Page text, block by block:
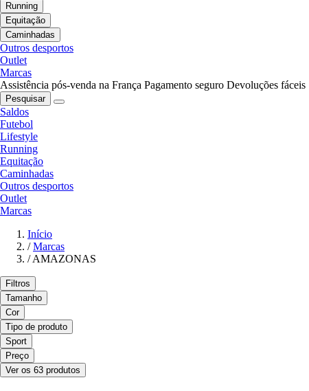
Running
Equitação
Caminhadas
Outros desportos
Outlet
Marcas
Assistência pós-venda na França Pagamento seguro Devoluções fáceis
Pesquisar
Saldos
Futebol
Lifestyle
Running
Equitação
Caminhadas
Outros desportos
Outlet
Marcas
Início
/ Marcas
/AMAZONAS
Filtros
Tamanho
Cor
Tipo de produto
Sport
Preço
Ver os 63 produtos